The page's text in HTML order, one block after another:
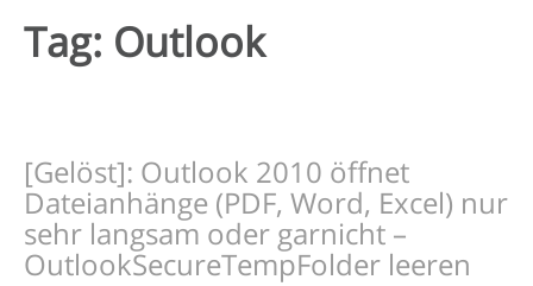
Tag: Outlook
[Gelöst]: Outlook 2010 öffnet
Dateianhänge (PDF, Word, Excel) nur
sehr langsam oder garnicht –
OutlookSecureTempFolder leeren